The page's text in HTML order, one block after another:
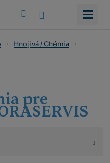
Hnojivá / Chémia
pre